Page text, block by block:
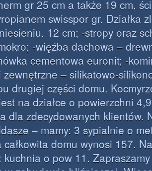
gr 25 cm a także 19 cm,
swisspor gr. Działka
12 cm; -stropy oraz
-więźba dachowa –
cementowa euronit; -
zewnętrzne – silikatowo-
drugiej części domu.
na działce o powierzchni
dla zdecydowanych klientów.
– mamy: 3 sypialnie o
całkowita domu wynosi 157.
o pow 11.